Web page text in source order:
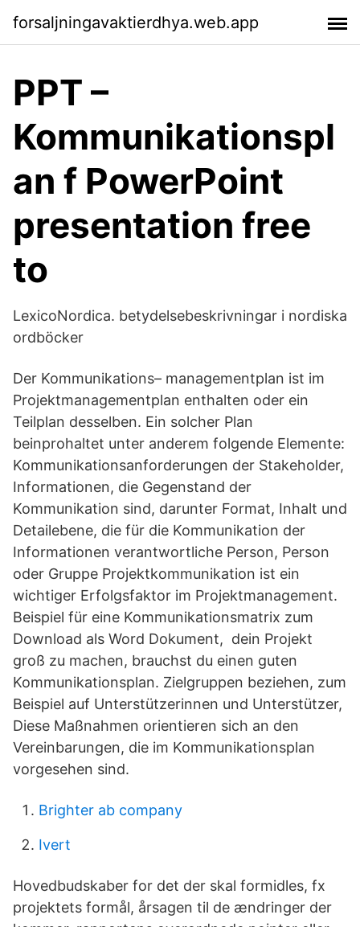
forsaljningavaktierdhya.web.app
PPT –
Kommunikationspl
an f PowerPoint
presentation free
to
LexicoNordica. betydelsebeskrivningar i nordiska
ordböcker
Der Kommunikations– managementplan ist im
Projektmanagementplan enthalten oder ein
Teilplan desselben. Ein solcher Plan
beinprohaltet unter anderem folgende Elemente:
Kommunikationsanforderungen der Stakeholder,
Informationen, die Gegenstand der
Kommunikation sind, darunter Format, Inhalt und
Detailebene, die für die Kommunikation der
Informationen verantwortliche Person, Person
oder Gruppe Projektkommunikation ist ein
wichtiger Erfolgsfaktor im Projektmanagement.
Beispiel für eine Kommunikationsmatrix zum
Download als Word Dokument, dein Projekt
groß zu machen, brauchst du einen guten
Kommunikationsplan. Zielgruppen beziehen, zum
Beispiel auf Unterstützerinnen und Unterstützer,
Diese Maßnahmen orientieren sich an den
Vereinbarungen, die im Kommunikationsplan
vorgesehen sind.
Brighter ab company
Ivert
Hovedbudskaber for det der skal formidles, fx
projektets formål, årsagen til de ændringer der